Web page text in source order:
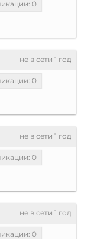
0
не в сети 1 год
0
не в сети 1 год
0
не в сети 1 год
0